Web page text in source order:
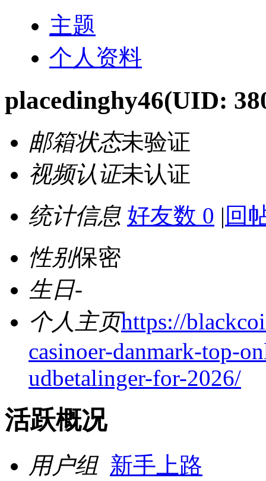
主题
个人资料
placedinghy46(UID:
邮箱状态未验证
视频认证未认证
统计信息 好友数 0 | 回
性别保密
生日-
个人主页https://
casinoer-danmark-top-
udbetalinger-for-2026/
活跃概况
用户组 新手上路